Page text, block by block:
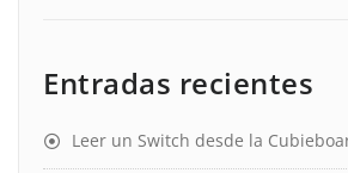
Entradas recientes
Leer un Switch desde la